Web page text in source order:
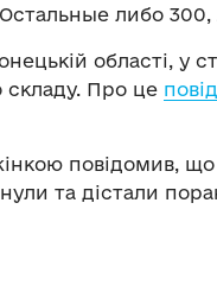
либо
області, у
складу. Про це
повідомив, що
та дістали